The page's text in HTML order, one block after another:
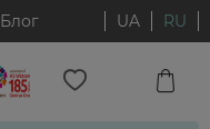
Блог UA RU